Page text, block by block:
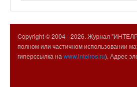
Copyright © 2004 -2026. Журнал
полном или частичном использовании
гиперссылка на www.intelros.ru). Адрес